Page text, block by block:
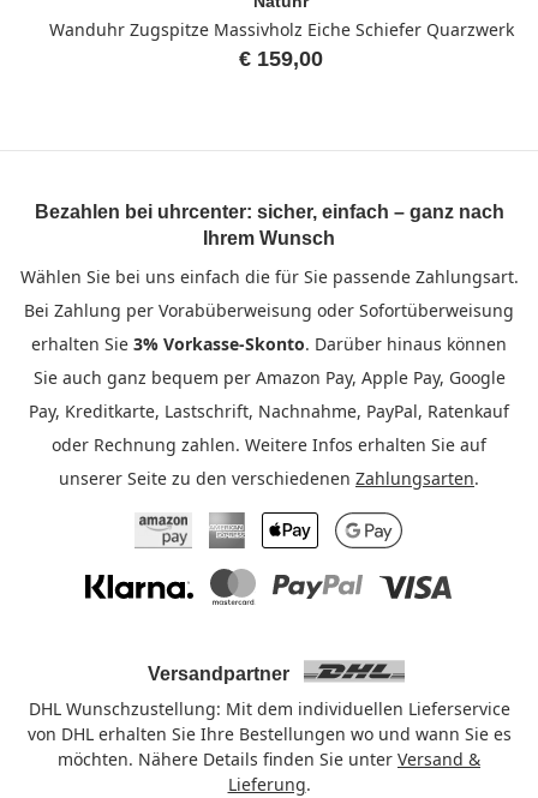
Wanduhr Zugspitze Massivholz Eiche Schiefer Quarzwerk
€ 159,00
Bezahlen bei uhrcenter: sicher, einfach – ganz nach
Ihrem Wunsch
Wählen Sie bei uns einfach die für Sie passende Zahlungsart.
Bei Zahlung per Vorabüberweisung oder Sofortüberweisung
erhalten Sie 3% Vorkasse-Skonto. Darüber hinaus können
Sie auch ganz bequem per Amazon Pay, Apple Pay, Google
Pay, Kreditkarte, Lastschrift, Nachnahme, PayPal, Ratenkauf
oder Rechnung zahlen. Weitere Infos erhalten Sie auf
unserer Seite zu den verschiedenen Zahlungsarten.
Amazon PayAmerican Express
Apple PayGoogle Pay
Klarna MastercardPayPal Visa
Versandpartner
DHL Wunschzustellung: Mit dem individuellen Lieferservice
von DHL erhalten Sie Ihre Bestellungen wo und wann Sie es
möchten. Nähere Details finden Sie unter Versand &
Lieferung.